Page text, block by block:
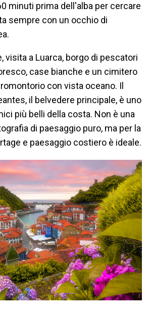
minuti prima dell'alba per cercare
sempre con un occhio di
visita a Luarca, borgo di pescatori
case bianche e un cimitero
con vista oceano. Il
il belvedere principale, è uno
più belli della costa. Non è una
di paesaggio puro, ma per la
e paesaggio costiero è ideale.